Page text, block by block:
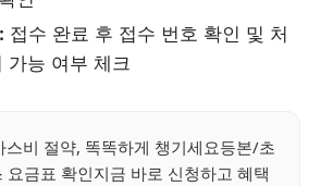
접수 완료 후 접수 번호 확인 및 처
가능 여부 체크
스비 절약, 똑똑하게 챙기세요등본/초
요금표 확인지금 바로 신청하고 혜택